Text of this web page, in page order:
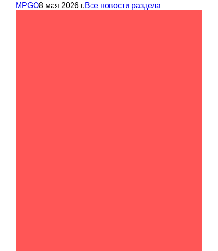
MPGO8 мая 2026 г.Все новости раздела